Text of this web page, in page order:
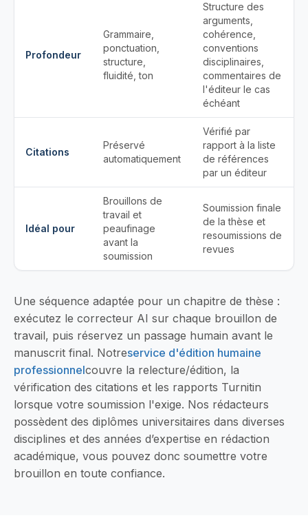
Profondeur
Grammaire,
ponctuation,
structure,
fluidité, ton
Structure des
arguments,
cohérence,
conventions
disciplinaires,
commentaires de
l'éditeur le cas
échéant
Citations
Préservé
automatiquement
Vérifié par
rapport à la liste
de références
par un éditeur
Idéal pour
Brouillons de
travail et
peaufinage
avant la
soumission
Soumission finale
de la thèse et
resoumissions de
revues
Une séquence adaptée pour un chapitre de thèse :
exécutez le correcteur AI sur chaque brouillon de
travail, puis réservez un passage humain avant le
manuscrit final. Notreservice d'édition humaine
professionnelcouvre la relecture/édition, la
vérification des citations et les rapports Turnitin
lorsque votre soumission l'exige. Nos rédacteurs
possèdent des diplômes universitaires dans diverses
disciplines et des années d’expertise en rédaction
académique, vous pouvez donc soumettre votre
brouillon en toute confiance.